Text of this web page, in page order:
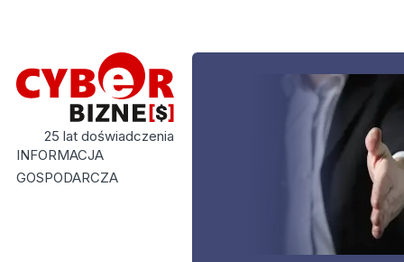
25 lat doświadczenia
INFORMACJA
GOSPODARCZA